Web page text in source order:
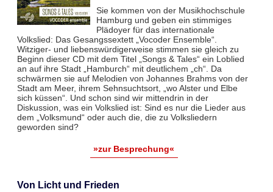
Sie kommen von der Musikhochschule
Hamburg und geben ein stimmiges
Plädoyer für das internationale
Volkslied: Das Gesangssextett „Vocoder Ensemble“.
Witziger- und liebenswürdigerweise stimmen sie gleich zu
Beginn dieser CD mit dem Titel „Songs & Tales“ ein Loblied
an auf ihre Stadt „Hamburch“ mit deutlichem „ch“. Da
schwärmen sie auf Melodien von Johannes Brahms von der
Stadt am Meer, ihrem Sehnsuchtsort, „wo Alster und Elbe
sich küssen“. Und schon sind wir mittendrin in der
Diskussion, was ein Volkslied ist: Sind es nur die Lieder aus
dem „Volksmund“ oder auch die, die zu Volksliedern
geworden sind?
»zur Besprechung«
Von Licht und Frieden